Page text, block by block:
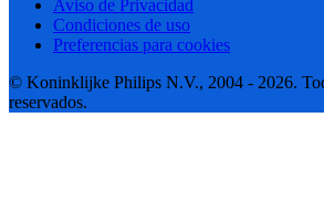
Aviso de Privacidad
Condiciones de uso
Preferencias para cookies
© Koninklijke Philips N.V., 2004 - 2026.
reservados.